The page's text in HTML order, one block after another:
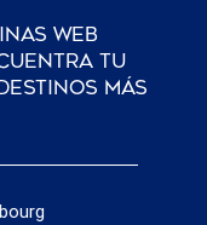
web
tu
más